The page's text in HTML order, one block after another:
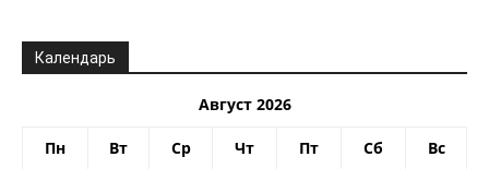
Календарь
Август 2026
Пн Вт Ср Чт Пт Сб Вс